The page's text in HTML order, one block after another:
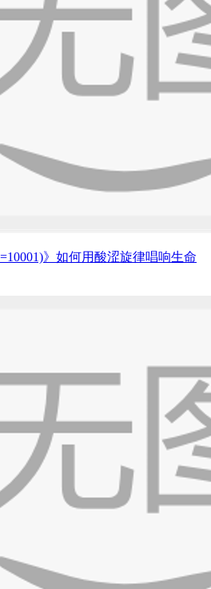
》如何用酸涩旋律唱响生命